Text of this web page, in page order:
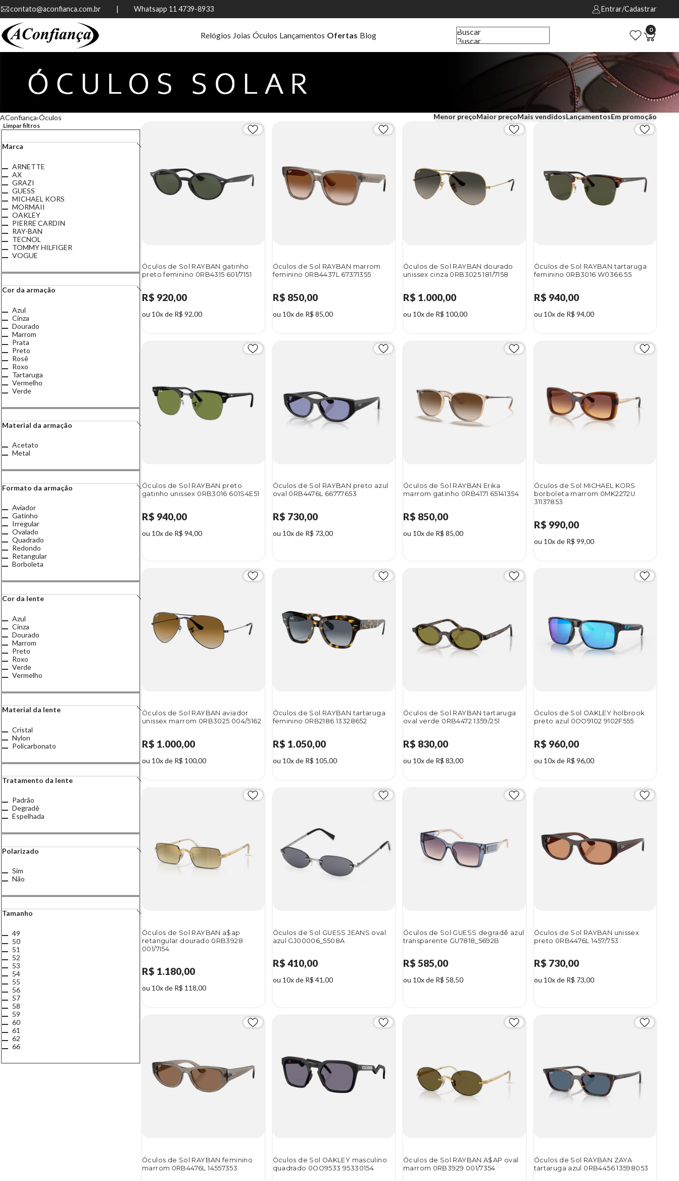
contato@aconfianca.com.br          |          Whatsapp 11 4739-8933 Entrar/Cadastrar
Relógios Joias Óculos Lançamentos Ofertas Blog
Buscar
Buscar
0
AConfiança Óculos Menor preçoMaior preçoMais vendidosLançamentosEm promoção
Limpar filtros
Marca
ARNETTE
AX
GRAZI
GUESS
MICHAEL KORS
MORMAII
OAKLEY
PIERRE CARDIN
RAY-BAN
TECNOL
TOMMY HILFIGER
VOGUE
Cor da armação
Azul
Cinza
Dourado
Marrom
Prata
Preto
Rosê
Roxo
Tartaruga
Vermelho
Verde
Material da armação
Acetato
Metal
Formato da armação
Aviador
Gatinho
Irregular
Ovalado
Quadrado
Redondo
Retangular
Borboleta
Cor da lente
Azul
Cinza
Dourado
Marrom
Preto
Roxo
Verde
Vermelho
Material da lente
Cristal
Nylon
Policarbonato
Tratamento da lente
Padrão
Degradê
Espelhada
Polarizado
Sim
Não
Tamanho
49
50
51
52
53
54
55
56
57
58
59
60
61
62
66
Óculos de Sol RAYBAN gatinho
preto feminino 0RB4315 601/7151
R$ 920,00
ou 10x de R$ 92,00
Óculos de Sol RAYBAN marrom
feminino 0RB4437L 67371355
R$ 850,00
ou 10x de R$ 85,00
Óculos de Sol RAYBAN dourado
unissex cinza 0RB3025 181/7158
R$ 1.000,00
ou 10x de R$ 100,00
Óculos de Sol RAYBAN tartaruga
feminino 0RB3016 W0366 55
R$ 940,00
ou 10x de R$ 94,00
Óculos de Sol RAYBAN preto
gatinho unissex 0RB3016 601S4E51
R$ 940,00
ou 10x de R$ 94,00
Óculos de Sol RAYBAN preto azul
oval 0RB4476L 66777653
R$ 730,00
ou 10x de R$ 73,00
Óculos de Sol RAYBAN Erika
marrom gatinho 0RB4171 65141354
R$ 850,00
ou 10x de R$ 85,00
Óculos de Sol MICHAEL KORS
borboleta marrom 0MK2272U
31137853
R$ 990,00
ou 10x de R$ 99,00
Óculos de Sol RAYBAN aviador
unissex marrom 0RB3025 004/5162
R$ 1.000,00
ou 10x de R$ 100,00
Óculos de Sol RAYBAN tartaruga
feminino 0RB2186 13328652
R$ 1.050,00
ou 10x de R$ 105,00
Óculos de Sol RAYBAN tartaruga
oval verde 0RB4472 1359/251
R$ 830,00
ou 10x de R$ 83,00
Óculos de Sol OAKLEY holbrook
preto azul 0OO9102 9102F555
R$ 960,00
ou 10x de R$ 96,00
Óculos de Sol RAYBAN a$ap
retangular dourado 0RB3928
001/7I54
R$ 1.180,00
ou 10x de R$ 118,00
Óculos de Sol GUESS JEANS oval
azul GJ00006_5508A
R$ 410,00
ou 10x de R$ 41,00
Óculos de Sol GUESS degradê azul
transparente GU7818_5692B
R$ 585,00
ou 10x de R$ 58,50
Óculos de Sol RAYBAN unissex
preto 0RB4476L 1457/753
R$ 730,00
ou 10x de R$ 73,00
Óculos de Sol RAYBAN feminino
marrom 0RB4476L 14557353
Óculos de Sol OAKLEY masculino
quadrado 0OO9533 95330154
Óculos de Sol RAYBAN A$AP oval
marrom 0RB3929 001/7354
Óculos de Sol RAYBAN ZAYA
tartaruga azul 0RB4456 13598053